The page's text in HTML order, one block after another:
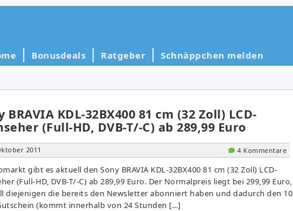
Bonusdeals Ratgeber Schnäppchen melden
BRAVIA KDL-32BX400 81 cm (32 Zoll) LCD-
(Full-HD, DVB-T/-C) ab 289,99 Euro
2011 4 Kommentare
gibt es aktuell den Sony BRAVIA KDL-32BX400 81 cm (32 Zoll) LCD-
(Full-HD, DVB-T/-C) ab 289,99 Euro. Der Normalpreis liegt bei 299,99 Euro,
diejenigen die bereits den Newsletter abonniert haben und dadurch den 10
(kommt innerhalb von 24 Stunden […]